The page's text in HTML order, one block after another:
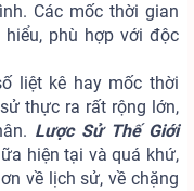
Các mốc thời gian
phù hợp với độc
liệt kê hay mốc thời
thực ra rất rộng lớn,
Lược Sử Thế Giới
hiện tại và quá khứ,
về lịch sử, về chặng